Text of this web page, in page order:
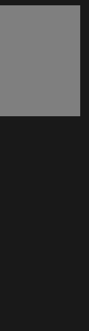
ventana)
ventana)